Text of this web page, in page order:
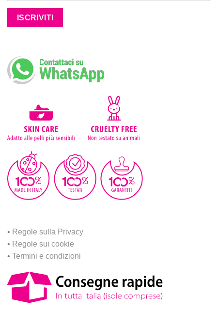
• Regole sulla Privacy
• Regole sui cookie
• Termini e condizioni